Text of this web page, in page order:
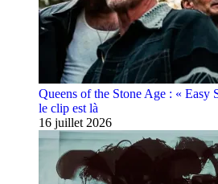
Queens of the Stone Age : « Easy
le clip est là
16 juillet 2026